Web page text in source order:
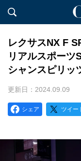
レクサスNX F
リアルスポーツ
シャンスピリッ
更新日：2024.09.09
シェア ツイー